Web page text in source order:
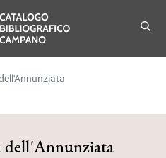
Catalogo
-
dell'Annunziata